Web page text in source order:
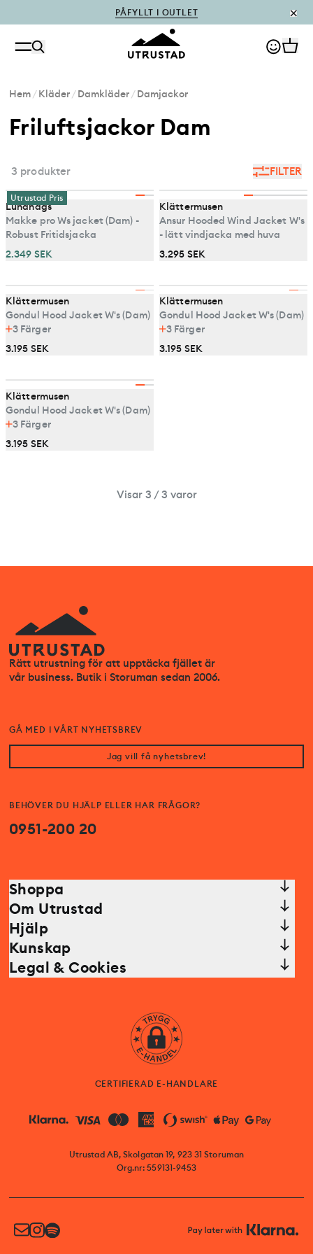
PÅFYLLT I OUTLET
Hem/Kläder/Damkläder/Damjackor
Friluftsjackor Dam
FILTER
3 produkter
Utrustad Pris
Lundhags
Makke pro Ws jacket (Dam) -
Robust Fritidsjacka
2.349 SEK
Klättermusen
Ansur Hooded Wind Jacket W's
- lätt vindjacka med huva
3.295 SEK
Klättermusen
Gondul Hood Jacket W's (Dam)
3 Färger
3.195 SEK
Klättermusen
Gondul Hood Jacket W's (Dam)
3 Färger
3.195 SEK
Klättermusen
Gondul Hood Jacket W's (Dam)
3 Färger
3.195 SEK
Visar 3 / 3 varor
Rätt utrustning för att upptäcka fjället är
vår business. Butik i Storuman sedan 2006.
BEHÖVER DU HJÄLP ELLER HAR FRÅGOR?
0951-200 20
GÅ MED I VÅRT NYHETSBREV
Jag vill få nyhetsbrev!
Shoppa
Om Utrustad
Hjälp
Kunskap
Legal & Cookies
CERTIFIERAD E-HANDLARE
Utrustad AB, Skolgatan 19, 923 31 Storuman
Org.nr: 559131-9453